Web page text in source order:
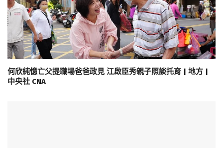
何欣純憶亡父提職場爸爸政見 江啟臣秀親子照談托育 | 地方 |
中央社 CNA